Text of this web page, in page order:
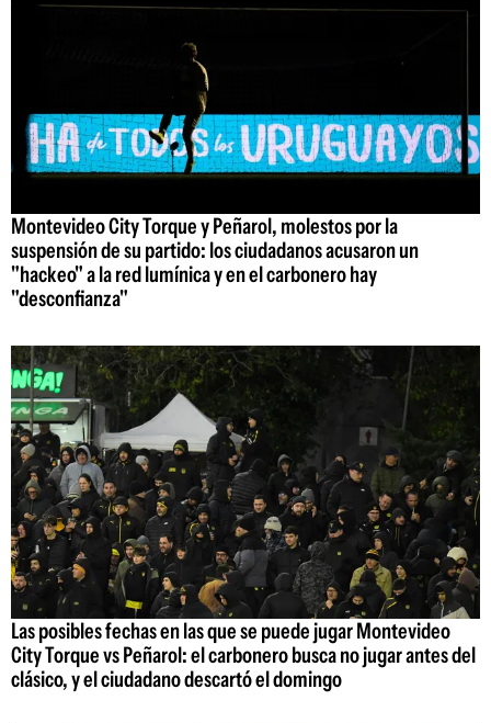
Montevideo City Torque y Peñarol, molestos por la
suspensión de su partido: los ciudadanos acusaron un
"hackeo" a la red lumínica y en el carbonero hay
"desconfianza"
Las posibles fechas en las que se puede jugar Montevideo
City Torque vs Peñarol: el carbonero busca no jugar antes del
clásico, y el ciudadano descartó el domingo